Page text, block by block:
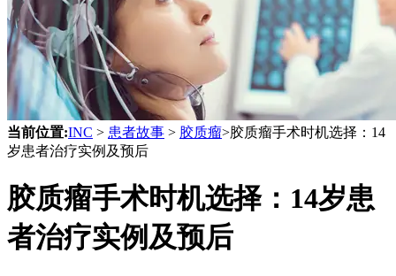
当前位置:INC > 患者故事 > 胶质瘤>胶质瘤手术时机选择：14
岁患者治疗实例及预后
胶质瘤手术时机选择：14岁患
者治疗实例及预后